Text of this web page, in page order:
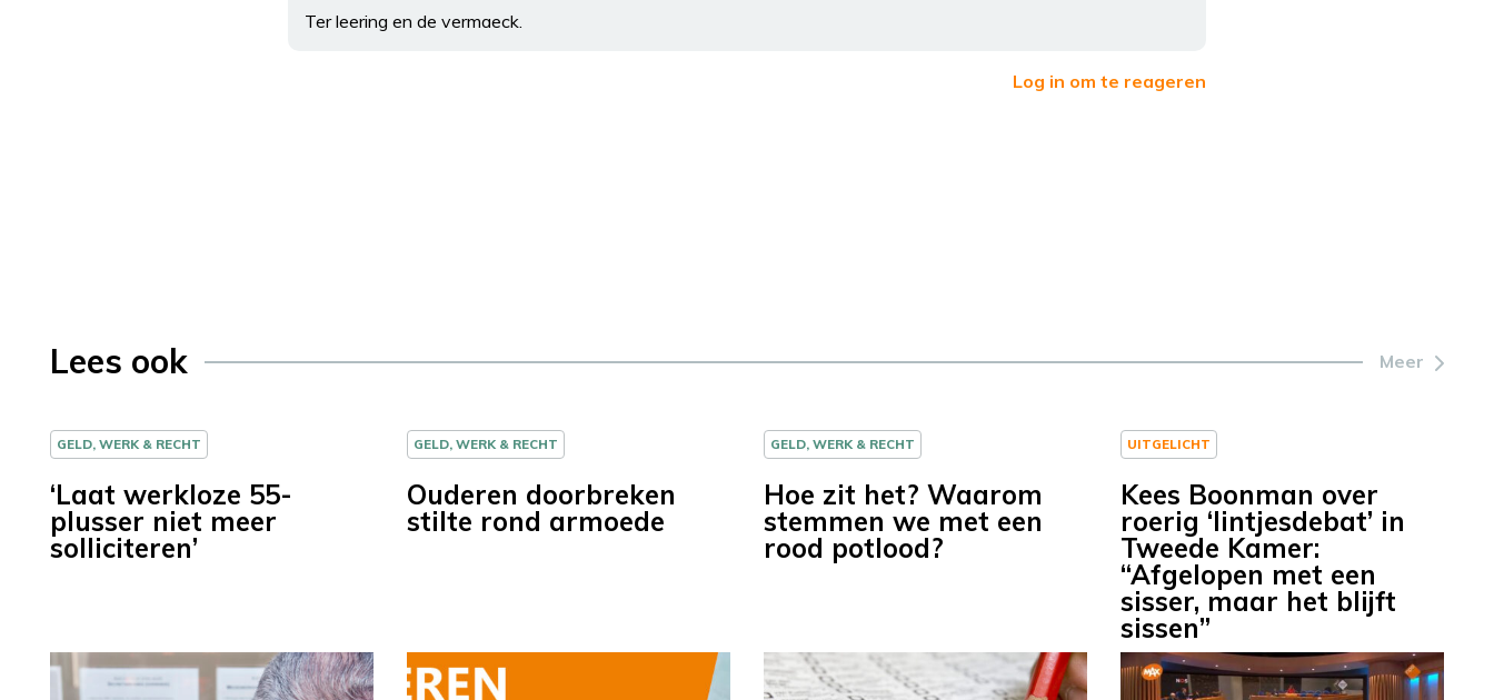
Ter leering en de vermaeck.
Log in om te reageren
Lees ook Meer
GELD, WERK & RECHT
‘Laat werkloze 55-
plusser niet meer
solliciteren’
GELD, WERK & RECHT
Ouderen doorbreken
stilte rond armoede
GELD, WERK & RECHT
Hoe zit het? Waarom
stemmen we met een
rood potlood?
UITGELICHT
Kees Boonman over
roerig ‘lintjesdebat’ in
Tweede Kamer:
“Afgelopen met een
sisser, maar het blijft
sissen”